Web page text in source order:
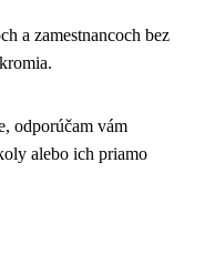
a zamestnancoch bez
odporúčam vám
alebo ich priamo